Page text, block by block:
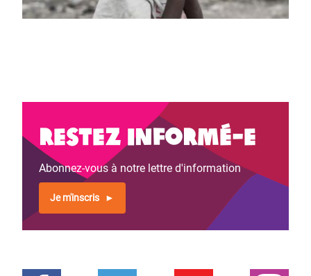
Restez informé-e
Abonnez-vous à notre lettre d'information
Je m'inscris